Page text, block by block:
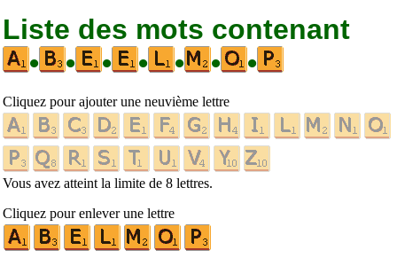
Liste des mots contenant
•
• • • • • •
Cliquez pour ajouter une neuvième lettre
Vous avez atteint la limite de 8 lettres.
Cliquez pour enlever une lettre